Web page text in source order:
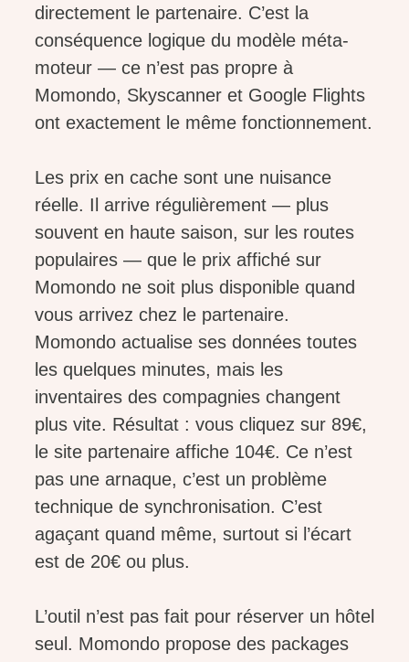
directement le partenaire. C’est la
conséquence logique du modèle méta-
moteur — ce n’est pas propre à
Momondo, Skyscanner et Google Flights
ont exactement le même fonctionnement.
Les prix en cache sont une nuisance
réelle. Il arrive régulièrement — plus
souvent en haute saison, sur les routes
populaires — que le prix affiché sur
Momondo ne soit plus disponible quand
vous arrivez chez le partenaire.
Momondo actualise ses données toutes
les quelques minutes, mais les
inventaires des compagnies changent
plus vite. Résultat : vous cliquez sur 89€,
le site partenaire affiche 104€. Ce n’est
pas une arnaque, c’est un problème
technique de synchronisation. C’est
agaçant quand même, surtout si l’écart
est de 20€ ou plus.
L’outil n’est pas fait pour réserver un hôtel
seul. Momondo propose des packages